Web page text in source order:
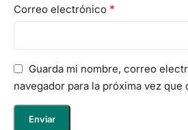
Correo electrónico *
Guarda mi nombre, correo
navegador para la próxima vez que